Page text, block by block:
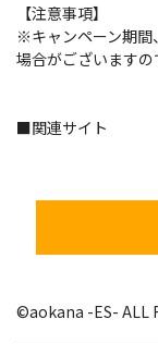
【注意事項】
※キャンペーン期間
場合がございますの
■関連サイト
©aokana -ES- ALL